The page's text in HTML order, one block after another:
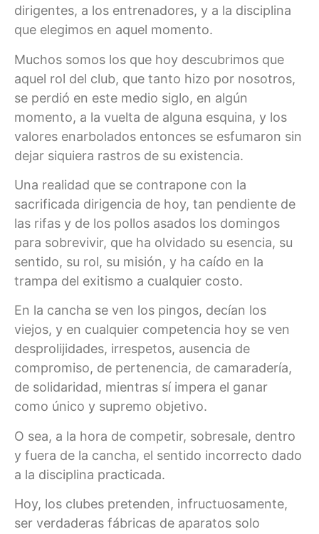
dirigentes, a los entrenadores, y a la disciplina
que elegimos en aquel momento.
Muchos somos los que hoy descubrimos que
aquel rol del club, que tanto hizo por nosotros,
se perdió en este medio siglo, en algún
momento, a la vuelta de alguna esquina, y los
valores enarbolados entonces se esfumaron sin
dejar siquiera rastros de su existencia.
Una realidad que se contrapone con la
sacrificada dirigencia de hoy, tan pendiente de
las rifas y de los pollos asados los domingos
para sobrevivir, que ha olvidado su esencia, su
sentido, su rol, su misión, y ha caído en la
trampa del exitismo a cualquier costo.
En la cancha se ven los pingos, decían los
viejos, y en cualquier competencia hoy se ven
desprolijidades, irrespetos, ausencia de
compromiso, de pertenencia, de camaradería,
de solidaridad, mientras sí impera el ganar
como único y supremo objetivo.
O sea, a la hora de competir, sobresale, dentro
y fuera de la cancha, el sentido incorrecto dado
a la disciplina practicada.
Hoy, los clubes pretenden, infructuosamente,
ser verdaderas fábricas de aparatos solo